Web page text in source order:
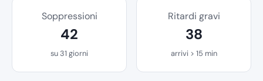
Soppressioni
42
su 31 giorni
Ritardi gravi
38
arrivi > 15 min